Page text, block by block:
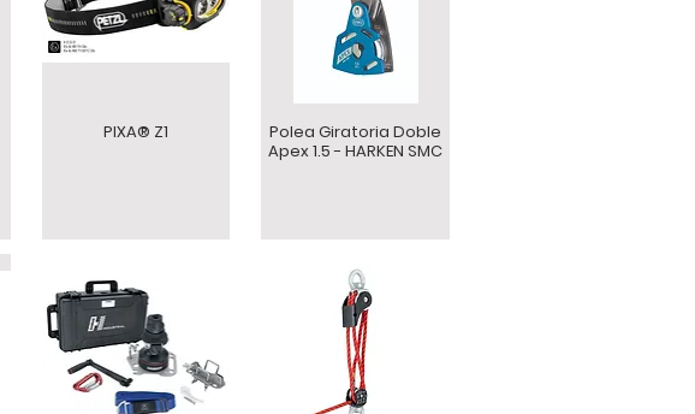
PIXA® Z1
Polea Giratoria Doble
Apex 1.5 - HARKEN SMC